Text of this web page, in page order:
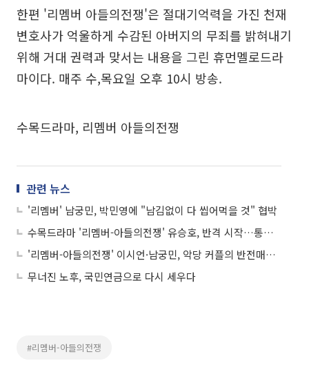
한편 '리멤버 아들의전쟁'은 절대기억력을 가진 천재
변호사가 억울하게 수감된 아버지의 무죄를 밝혀내기
위해 거대 권력과 맞서는 내용을 그린 휴먼멜로드라
마이다. 매주 수,목요일 오후 10시 방송.
수목드라마, 리멤버 아들의전쟁
관련 뉴스
'리멤버' 남궁민, 박민영에 "남김없이 다 씹어먹을 것" 협박
수목드라마 '리멤버-아들의전쟁' 유승호, 반격 시작…통쾌한 전개
'리멤버-아들의전쟁' 이시언·남궁민, 악당 커플의 반전매력…사랑스런 미소
무너진 노후, 국민연금으로 다시 세우다
#리멤버-아들의전쟁